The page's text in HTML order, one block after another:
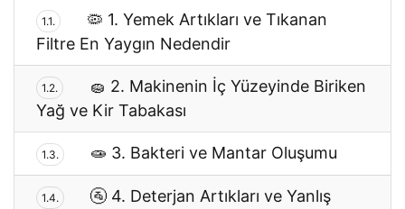
1.1.
🦠 1. Yemek Artıkları ve Tıkanan
Filtre En Yaygın Nedendir
1.2.
🧽 2. Makinenin İç Yüzeyinde Biriken
Yağ ve Kir Tabakası
1.3. 🧫 3. Bakteri ve Mantar Oluşumu
1.4.
🚰 4. Deterjan Artıkları ve Yanlış